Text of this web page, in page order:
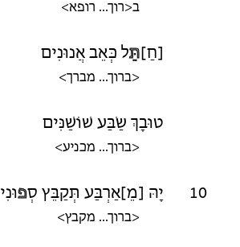
ב<רוך... רופא>
[חַ]תֵּל כְּאֵב אֲנוּנִים
<ברוך... מברך>
טוּבָךְ שַׂבַּע שׁוֹשַׁנִּים
<ברוך... מכניע>
10 יָהּ [מֵ]אַרְבַּע תְּקַבֵּץ סְפ
<ברוך... מקבץ>